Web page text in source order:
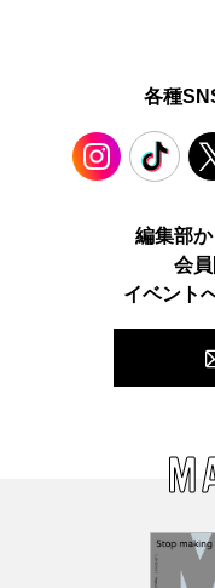
各種
TikTok
編集部か
会
イベント